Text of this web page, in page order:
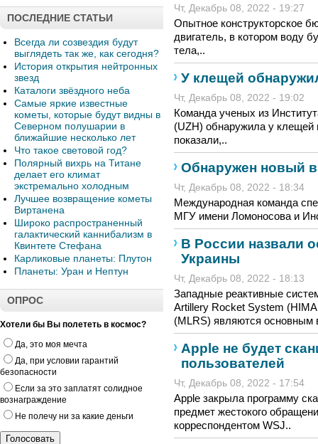
ПОСЛЕДНИЕ СТАТЬИ
Всегда ли созвездия будут
выглядеть так же, как сегодня?
История открытия нейтронных
звезд
Каталоги звёздного неба
Самые яркие известные
кометы, которые будут видны в
Северном полушарии в
ближайшие несколько лет
Что такое световой год?
Полярный вихрь на Титане
делает его климат
экстремально холодным
Лучшее возвращение кометы
Виртанена
Широко распространенный
галактический каннибализм в
Квинтете Стефана
Карликовые планеты: Плутон
Планеты: Уран и Нептун
ОПРОС
Хотели бы Вы полететь в космос?
Да, это моя мечта
Да, при условии гарантий
безопасности
Если за это заплатят солидное
вознаграждение
Не полечу ни за какие деньги
Чт, Декабрь 08, 2022 - 19:27
Опытное конструкторское
двигатель, в котором воду
тела,..
У клещей
Чт, Декабрь 08, 2022 - 19:02
Команда ученых из
(UZH) обнаружила у
показали,..
Обнаружен новый
Чт, Декабрь 08, 2022 - 18:34
Международная команда
МГУ имени Ломоносова и
В России назвали
Украины
Чт, Декабрь 08, 2022 - 18:13
Западные реактивные
Artillery Rocket System
(MLRS) являются основным
Apple не будет
пользователей
Чт, Декабрь 08, 2022 - 17:54
Apple закрыла программу
предмет жестокого
корреспондентом WSJ..